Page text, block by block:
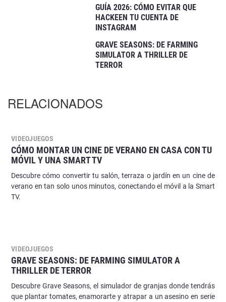
GUÍA 2026: CÓMO EVITAR QUE
HACKEEN TU CUENTA DE
INSTAGRAM
GRAVE SEASONS: DE FARMING
SIMULATOR A THRILLER DE
TERROR
RELACIONADOS
VIDEOJUEGOS
CÓMO MONTAR UN CINE DE VERANO EN CASA CON TU
MÓVIL Y UNA SMART TV
Descubre cómo convertir tu salón, terraza o jardín en un cine de
verano en tan solo unos minutos, conectando el móvil a la Smart
TV.
VIDEOJUEGOS
GRAVE SEASONS: DE FARMING SIMULATOR A
THRILLER DE TERROR
Descubre Grave Seasons, el simulador de granjas donde tendrás
que plantar tomates, enamorarte y atrapar a un asesino en serie